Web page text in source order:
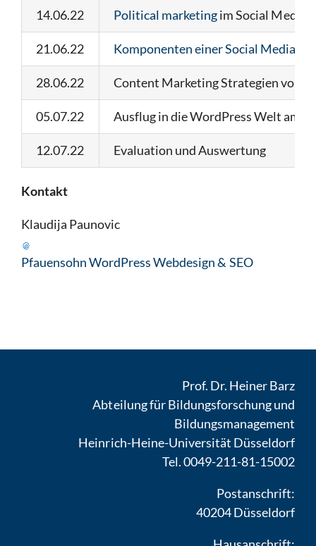
14.06.22 Political marketingim Social Media
21.06.22 Komponenten einer Social Media
28.06.22 Content Marketing Strategien von
05.07.22 Ausflug in die WordPress Welt am
12.07.22 Evaluation und Auswertung
Kontakt
Klaudija Paunovic
@
Pfauensohn WordPress Webdesign & SEO
Prof. Dr. Heiner Barz
Abteilung für Bildungsforschung und
Bildungsmanagement
Heinrich-Heine-Universität Düsseldorf
Tel. 0049-211-81-15002
Postanschrift:
40204 Düsseldorf